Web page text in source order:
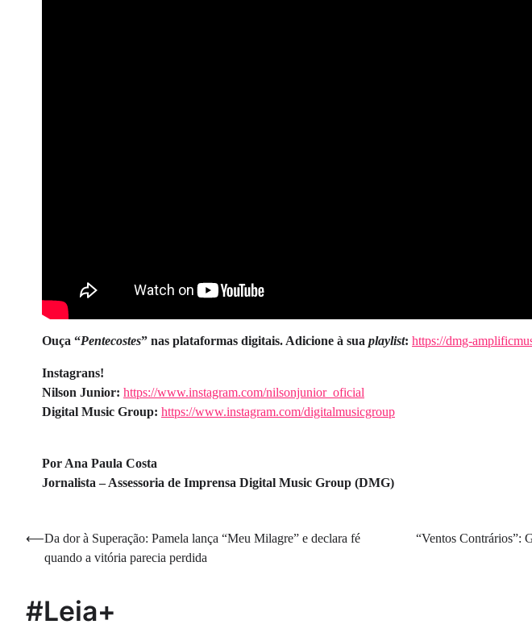
Ouça “Pentecostes” nas plataformas digitais. Adicione à sua playlist: https://dmg-
Instagrans!
Nilson Junior: https://www.instagram.com/nilsonjunior_oficial
Digital Music Group: https://www.instagram.com/digitalmusicgroup
Por Ana Paula Costa
Jornalista – Assessoria de Imprensa Digital Music Group (DMG)
Navegação
⟵Da dor à Superação: Pamela lança “Meu Milagre” e declara fé
quando a vitória parecia perdida
“Ventos Contrários”:
#Leia+